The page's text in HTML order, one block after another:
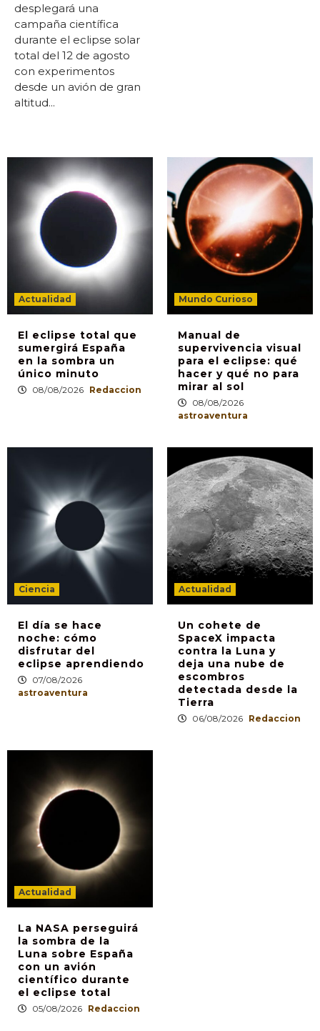
desplegará una
campaña científica
durante el eclipse solar
total del 12 de agosto
con experimentos
desde un avión de gran
altitud...
Actualidad
El eclipse total que
sumergirá España
en la sombra un
único minuto
08/08/2026 Redaccion
Mundo Curioso
Manual de
supervivencia visual
para el eclipse: qué
hacer y qué no para
mirar al sol
08/08/2026
astroaventura
Ciencia
El día se hace
noche: cómo
disfrutar del
eclipse aprendiendo
07/08/2026
astroaventura
Actualidad
Un cohete de
SpaceX impacta
contra la Luna y
deja una nube de
escombros
detectada desde la
Tierra
06/08/2026 Redaccion
Actualidad
La NASA perseguirá
la sombra de la
Luna sobre España
con un avión
científico durante
el eclipse total
05/08/2026 Redaccion